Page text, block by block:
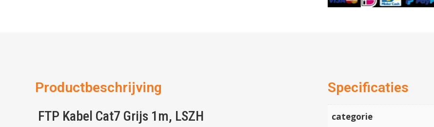
Productbeschrijving
FTP Kabel Cat7 Grijs 1m, LSZH
Specificaties
categorie